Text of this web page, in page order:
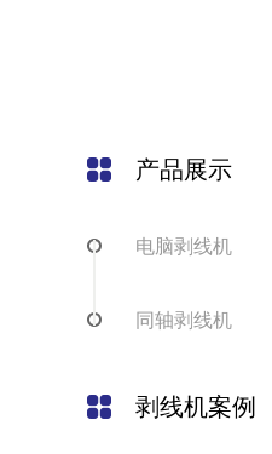
产品展示
电脑剥线机
同轴剥线机
剥线机案例